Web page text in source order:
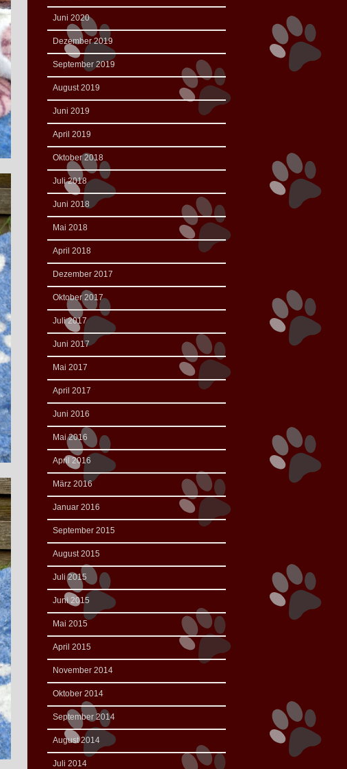
Juni 2020
Dezember 2019
September 2019
August 2019
Juni 2019
April 2019
Oktober 2018
Juli 2018
Juni 2018
Mai 2018
April 2018
Dezember 2017
Oktober 2017
Juli 2017
Juni 2017
Mai 2017
April 2017
Juni 2016
Mai 2016
April 2016
März 2016
Januar 2016
September 2015
August 2015
Juli 2015
Juni 2015
Mai 2015
April 2015
November 2014
Oktober 2014
September 2014
August 2014
Juli 2014